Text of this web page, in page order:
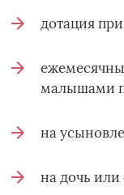
дотация
малышами
на
на дочь